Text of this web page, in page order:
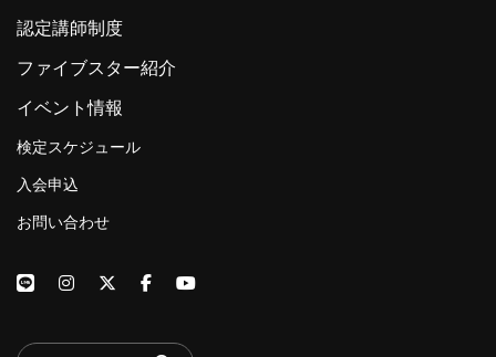
認定講師制度
ファイブスター紹介
イベント情報
検定スケジュール
入会申込
お問い合わせ